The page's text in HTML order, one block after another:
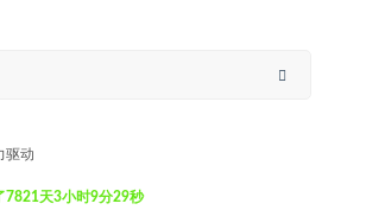
驱动
7821天3小时9分29秒